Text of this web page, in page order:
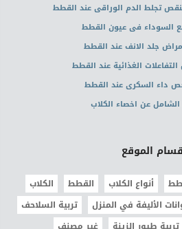
تجلط الدم الوراقى عند القطط
السوداء فى عيون القطط
جلد الانف عند القطط
الغذائية عند القطط
داء السكرى عند القطط
الشامل عن اخصاء الكلاب
الموقع
أنواع الكلاب القطط
الكلاب
الأليفة في المنزل
تربية السلاحف